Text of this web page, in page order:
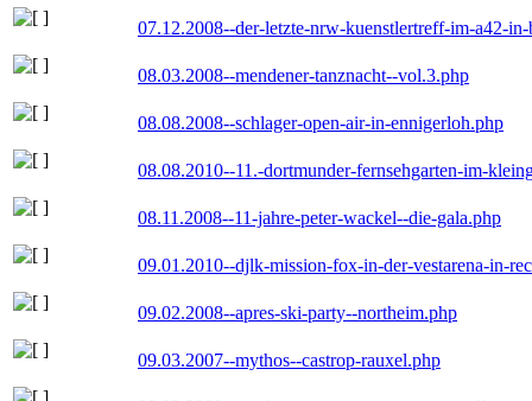
07.12.2008--der-letzte-nrw-kuenstlertreff-im-a42-
08.03.2008--mendener-tanznacht--vol.3.php
08.08.2008--schlager-open-air-in-ennigerloh.php
08.08.2010--11.-dortmunder-fernsehgarten-im-
08.11.2008--11-jahre-peter-wackel--die-gala.php
09.01.2010--djlk-mission-fox-in-der-vestarena-in-
09.02.2008--apres-ski-party--northeim.php
09.03.2007--mythos--castrop-rauxel.php